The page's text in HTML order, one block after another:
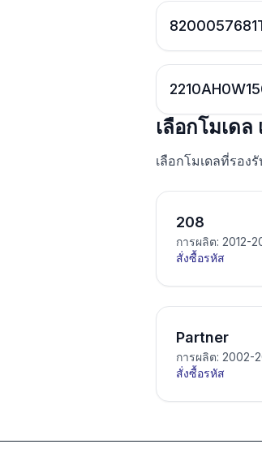
เลือกโมเดล
เลือกโมเดลที่รอง
208
การผลิต: 2012-
สั่งซื้อรหัส
Partner
การผลิต: 2002-
สั่งซื้อรหัส